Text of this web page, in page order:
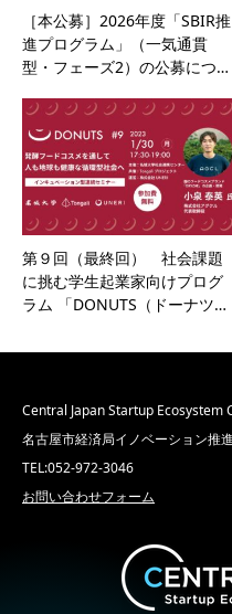
［本公募］2026年度「SBIR推
進プログラム」（一気通貫
型・フェーズ2）の公募につ…
第９回（最終回） 社会課題
に挑む学生起業家向けプログ
ラム 「DONUTS（ドーナツ…
Central Japan Startup Ecosystem
名古屋市経済局イノベーション推
TEL:052-972-3046
お問い合わせフォーム